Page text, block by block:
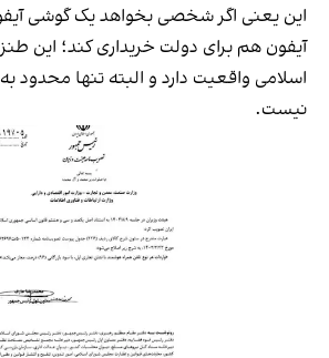
این یعنی اگر شخصی بخواهد یک گوشی
آیفون هم برای دولت خریداری کند؛ این
اسلامی واقعیت دارد و البته تنها محدود
نیست.